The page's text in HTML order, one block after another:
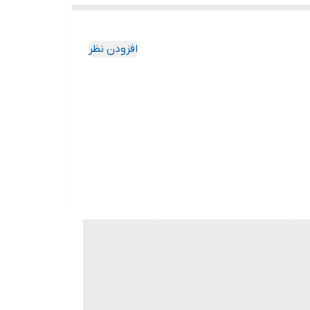
افزودن نظر